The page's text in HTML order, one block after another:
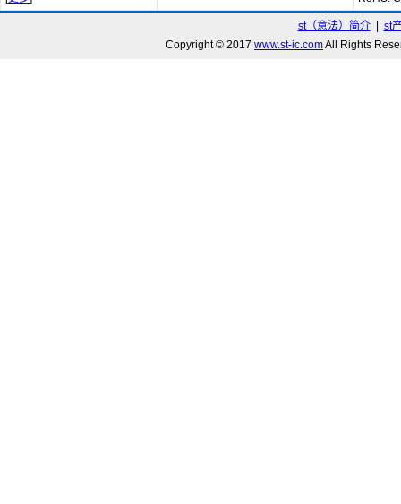
st（意法）简介| st
Copyright © 2017 www.st-ic.comAll Rights